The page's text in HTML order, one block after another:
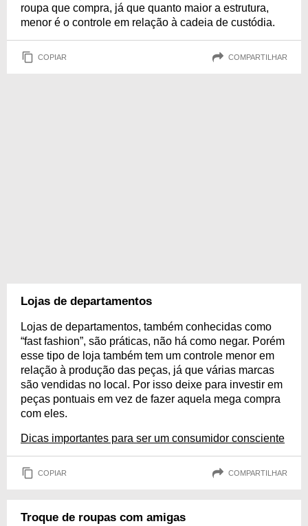
roupa que compra, já que quanto maior a estrutura,
menor é o controle em relação à cadeia de custódia.
COPIAR COMPARTILHAR
Lojas de departamentos
Lojas de departamentos, também conhecidas como
“fast fashion”, são práticas, não há como negar. Porém
esse tipo de loja também tem um controle menor em
relação à produção das peças, já que várias marcas
são vendidas no local. Por isso deixe para investir em
peças pontuais em vez de fazer aquela mega compra
com eles.
Dicas importantes para ser um consumidor consciente
COPIAR COMPARTILHAR
Troque de roupas com amigas